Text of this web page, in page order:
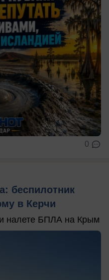
0
беспилотник
в Керчи
налете БПЛА на Крым